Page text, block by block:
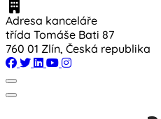
Adresa kanceláře
třída Tomáše Bati 87
760 01 Zlín, Česká republika